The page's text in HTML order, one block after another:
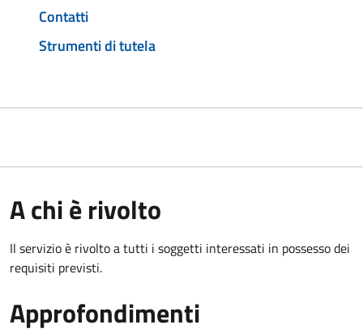
Contatti
Strumenti di tutela
A chi è rivolto
Il servizio è rivolto a tutti i soggetti interessati in possesso dei
requisiti previsti.
Approfondimenti